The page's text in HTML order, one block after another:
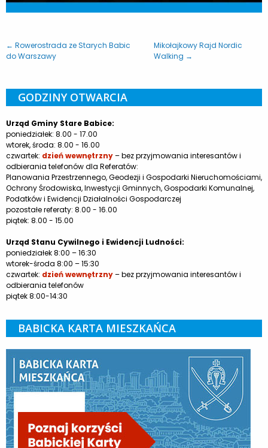
← Rowerostrada ze Starych Babic
do Warszawy
Mikołajkowy Rajd Nordic
Walking →
GODZINY OTWARCIA
Urząd Gminy Stare Babice:
poniedziałek: 8.00 - 17.00
wtorek, środa: 8.00 - 16.00
czwartek: dzień wewnętrzny– bez przyjmowania interesantów i
odbierania telefonów dla Referatów:
Planowania Przestrzennego, Geodezji i Gospodarki Nieruchomościami,
Ochrony Środowiska, Inwestycji Gminnych, Gospodarki Komunalnej,
Podatków i Ewidencji Działalności Gospodarczej
pozostałe referaty: 8.00 - 16.00
piątek: 8.00 - 15.00
Urząd Stanu Cywilnego i Ewidencji Ludności:
poniedziałek 8:00 – 16:30
wtorek-środa 8:00 – 15:30
czwartek: dzień wewnętrzny– bez przyjmowania interesantów i
odbierania telefonów
piątek 8:00-14:30
BABICKA KARTA MIESZKAŃCA